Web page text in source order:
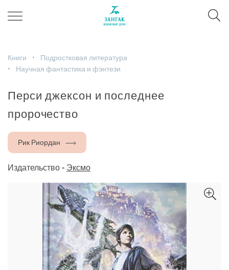
Книги
Подростковая литература
Научная фантастика и фэнтези
Перси джексон и последнее
пророчество
Рик Риордан
Издательство - Эксмо